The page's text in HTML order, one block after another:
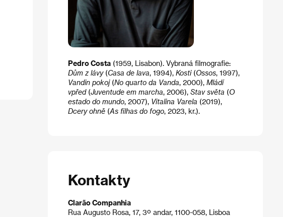
Pedro Costa(1959, Lisabon). Vybraná filmografie:
Dům z lávy(Casa de lava, 1994), Kosti(Ossos, 1997),
Vandin pokoj(No quarto da Vanda, 2000), Mládí
vpřed(Juventude em marcha, 2006), Stav světa (O
estado do mundo, 2007), Vitalina Varela (2019),
Dcery ohně(As filhas do fogo, 2023, kr.).
Kontakty
Clarão Companhia
Rua Augusto Rosa, 17, 3º andar, 1100-058, Lisboa